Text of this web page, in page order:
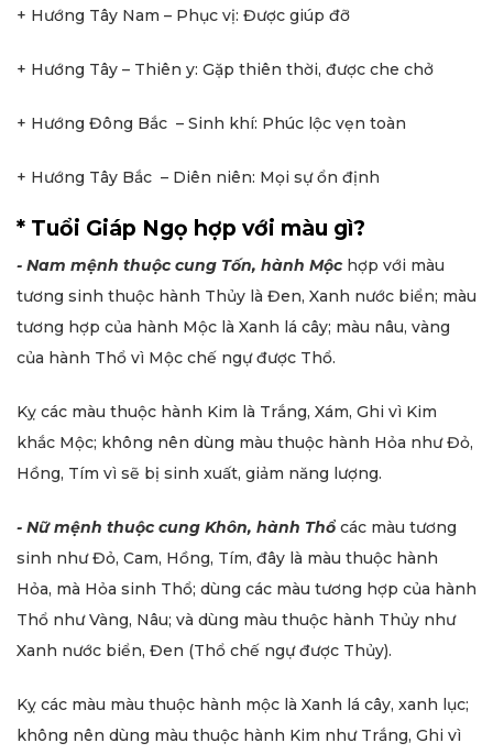
+ Hướng Tây Nam – Phục vị: Được giúp đỡ
+ Hướng Tây – Thiên y: Gặp thiên thời, được che chở
+ Hướng Đông Bắc – Sinh khí: Phúc lộc vẹn toàn
+ Hướng Tây Bắc – Diên niên: Mọi sự ổn định
* Tuổi Giáp Ngọ hợp với màu gì?
- Nam mệnh thuộc cung Tốn, hành Mộchợp với màu
tương sinh thuộc hành Thủy là Đen, Xanh nước biển; màu
tương hợp của hành Mộc là Xanh lá cây; màu nâu, vàng
của hành Thổ vì Mộc chế ngự được Thổ.
Kỵ các màu thuộc hành Kim là Trắng, Xám, Ghi vì Kim
khắc Mộc; không nên dùng màu thuộc hành Hỏa như Đỏ,
Hồng, Tím vì sẽ bị sinh xuất, giảm năng lượng.
- Nữ mệnh thuộc cung Khôn, hành Thổ các màu tương
sinh như Đỏ, Cam, Hồng, Tím, đây là màu thuộc hành
Hỏa, mà Hỏa sinh Thổ; dùng các màu tương hợp của hành
Thổ như Vàng, Nâu; và dùng màu thuộc hành Thủy như
Xanh nước biển, Đen (Thổ chế ngự được Thủy).
Kỵ các màu màu thuộc hành mộc là Xanh lá cây, xanh lục;
không nên dùng màu thuộc hành Kim như Trắng, Ghi vì